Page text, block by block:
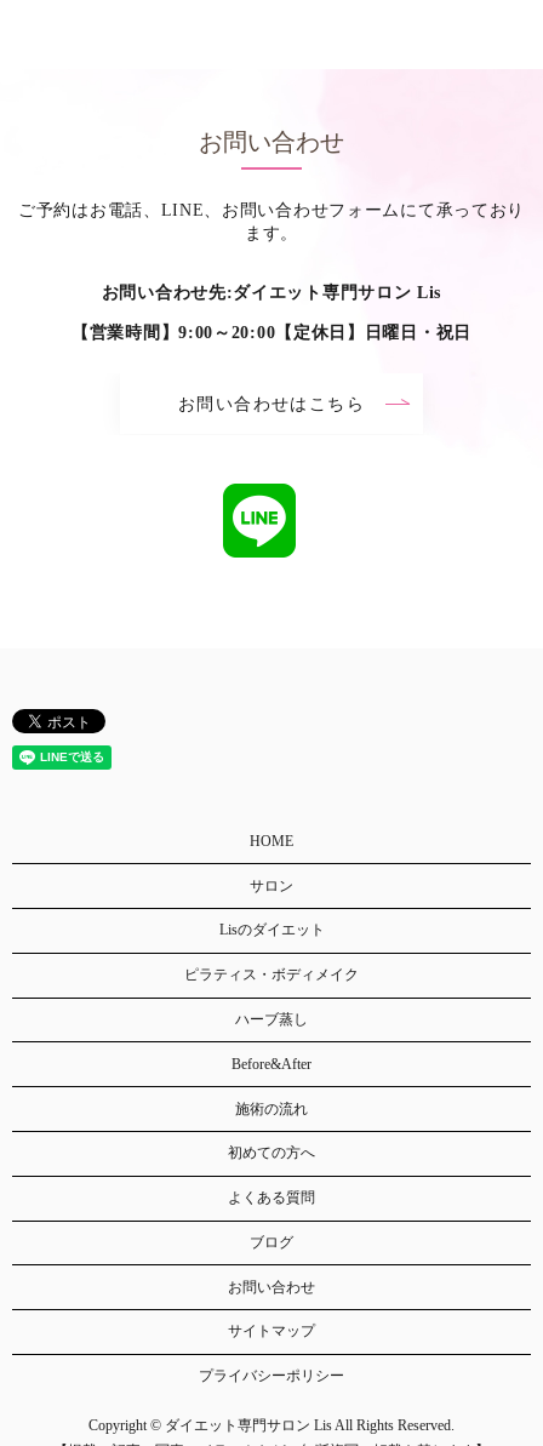
お問い合わせ
ご予約はお電話、LINE、お問い合わせフォームにて承っており
ます。
お問い合わせ先:ダイエット専門サロン Lis
【営業時間】9:00～20:00【定休日】日曜日・祝日
お問い合わせはこちら
HOME
サロン
Lisのダイエット
ピラティス・ボディメイク
ハーブ蒸し
Before&After
施術の流れ
初めての方へ
よくある質問
ブログ
お問い合わせ
サイトマップ
プライバシーポリシー
Copyright © ダイエット専門サロン Lis All Rights Reserved.